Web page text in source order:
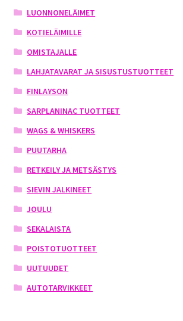
LUONNONELÄIMET
KOTIELÄIMILLE
OMISTAJALLE
LAHJATAVARAT JA SISUSTUSTUOTTEET
FINLAYSON
SARPLANINAC TUOTTEET
WAGS & WHISKERS
PUUTARHA
RETKEILY JA METSÄSTYS
SIEVIN JALKINEET
JOULU
SEKALAISTA
POISTOTUOTTEET
UUTUUDET
AUTOTARVIKKEET